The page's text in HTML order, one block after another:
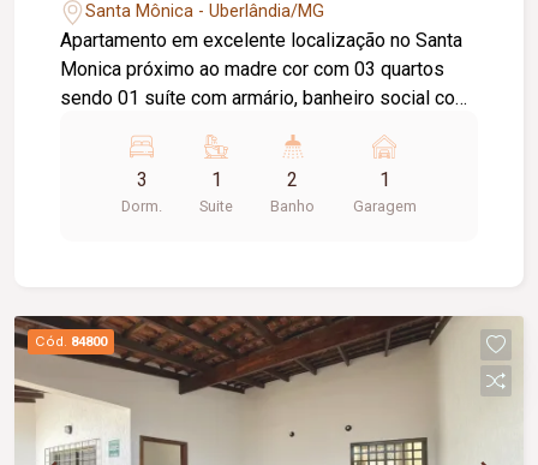
Santa Mônica - Uberlândia/MG
Apartamento em excelente localização no Santa
Monica próximo ao madre cor com 03 quartos
sendo 01 suíte com armário, banheiro social com
estar com sacada, cozinha toda planejada com
armários, área de lavanderia com armário, 01 vaga
de garagem.
3
Dorm.
1
Suite
2
Banho
1
Garagem
Cód. 84800